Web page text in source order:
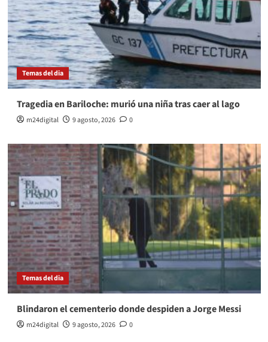
Temas del dia
Tragedia en Bariloche: murió una niña tras caer al lago
m24digital 9 agosto, 2026 0
Temas del dia
Blindaron el cementerio donde despiden a Jorge Messi
m24digital 9 agosto, 2026 0